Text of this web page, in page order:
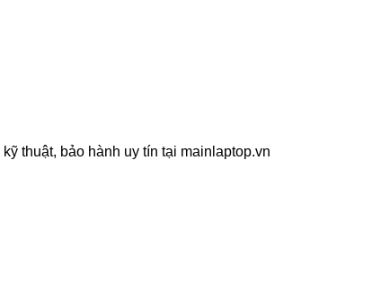
thuật, bảo hành uy tín tại mainlaptop.vn